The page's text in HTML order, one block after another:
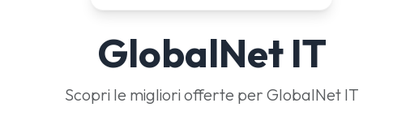
GlobalNet IT
Scopri le migliori offerte per GlobalNet IT